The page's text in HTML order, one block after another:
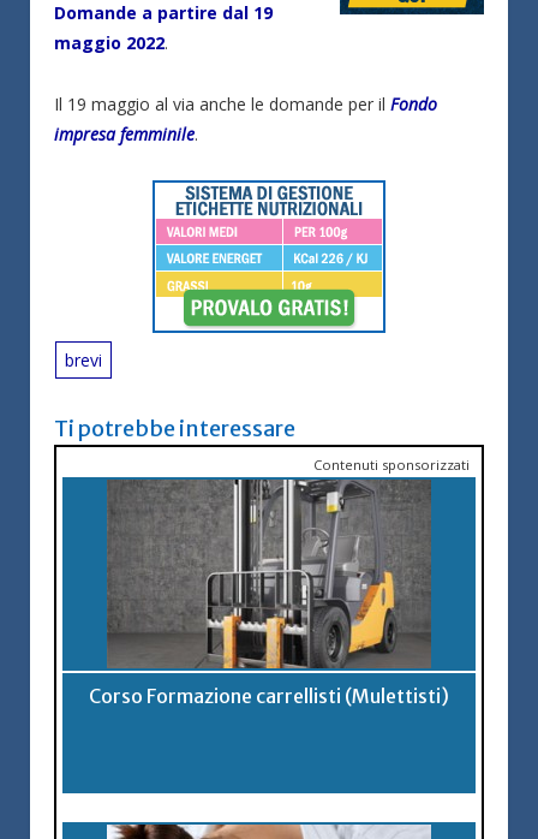
Domande a partire dal 19
maggio 2022.
Il 19 maggio al via anche le domande per il Fondo
impresa femminile.
brevi
Ti potrebbe interessare
Contenuti sponsorizzati
Corso Formazione carrellisti (Mulettisti)